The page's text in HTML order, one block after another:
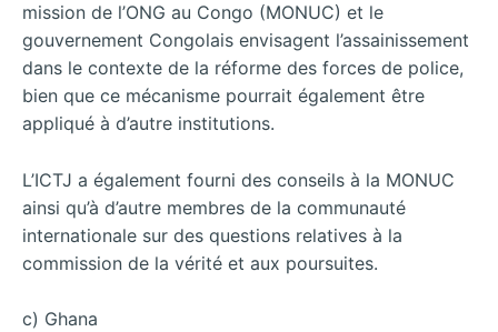
mission de l’ONG au Congo (MONUC) et le
gouvernement Congolais envisagent l’assainissement
dans le contexte de la réforme des forces de police,
bien que ce mécanisme pourrait également être
appliqué à d’autre institutions.
L’ICTJ a également fourni des conseils à la MONUC
ainsi qu’à d’autre membres de la communauté
internationale sur des questions relatives à la
commission de la vérité et aux poursuites.
c) Ghana